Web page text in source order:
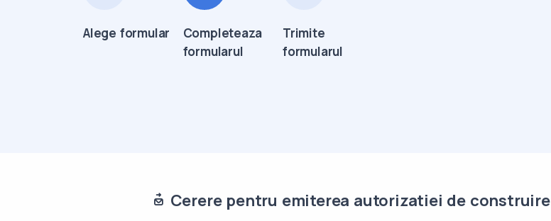
Alege formular
Completeaza
formularul
Trimite
formularul
Cerere pentru emiterea autorizatiei de construire